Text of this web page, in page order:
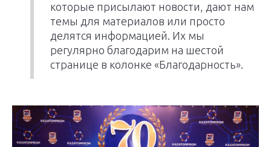
которые присылают новости, дают нам
темы для материалов или просто
делятся информацией. Их мы
регулярно благодарим на шестой
странице в колонке «Благодарность».